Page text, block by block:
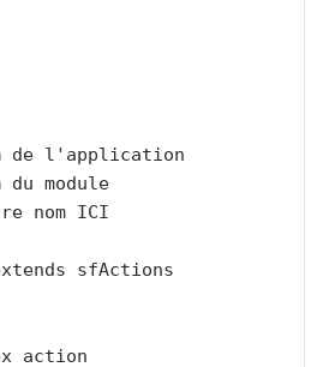
sfActions